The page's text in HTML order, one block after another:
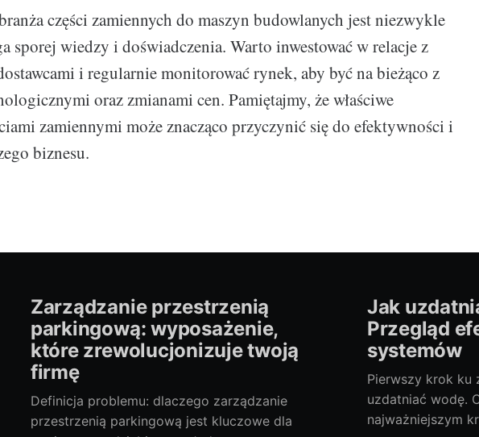
części zamiennych do maszyn budowlanych jest niezwykle
sporej wiedzy i doświadczenia. Warto inwestować w relacje z
i regularnie monitorować rynek, aby być na bieżąco z
oraz zmianami cen. Pamiętajmy, że właściwe
zamiennymi może znacząco przyczynić się do efektywności i
biznesu.
Zarządzanie przestrzenią
parkingową: wyposażenie,
które zrewolucjonizuje twoją
firmę
Definicja problemu: dlaczego zarządzanie
przestrzenią parkingową jest kluczowe dla
Jak
Przegląd
systemów
Pierwszy krok
uzdatniać wodę.
najważniejszym